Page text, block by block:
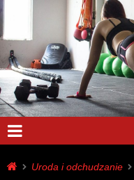
Uroda i odchudzanie